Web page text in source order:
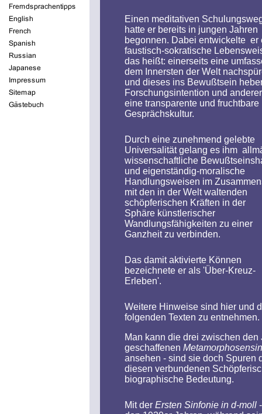
Einen meditativen
hatte er bereits in jungen Jahren
begonnen. Dabei entwickelte er
faustisch-sokratische
das heißt: einerseits eine
dem Innersten der Welt
und dieses ins Bewußtsein
Forschungsintention und
eine transparente und fruchtbare
Gesprächskultur.
Durch eine zunehmend gelebte
Universalität gelang es ihm
wissenschaftliche
und eigenständig-moralische
Handlungsweisen im
mit den in der Welt waltenden
schöpferischen Kräften in der
Sphäre künstlerischer
Wandlungsfähigkeiten zu einer
Ganzheit zu verbinden.
Das damit aktivierte Können
bezeichnete er als 'Über-Kreuz-
Erleben'.
Weitere Hinweise sind hier und
folgenden Texten zu entnehmen.
Man kann die drei zwischen
geschaffenen
ansehen - sind sie doch Spuren
diesen verbundenen
biographische Bedeutung.
Mit der Ersten Sinfonie in d-moll